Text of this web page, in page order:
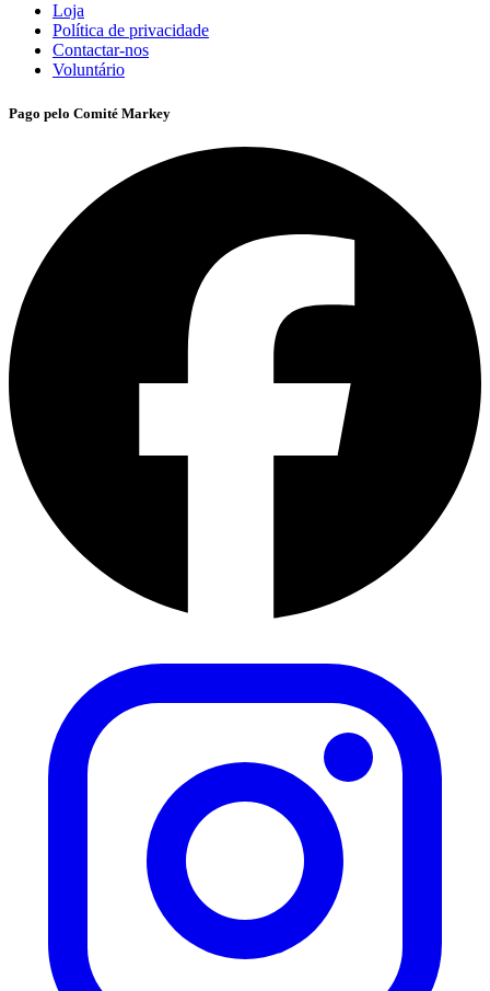
Loja
Política de privacidade
Contactar-nos
Voluntário
Pago pelo Comité Markey